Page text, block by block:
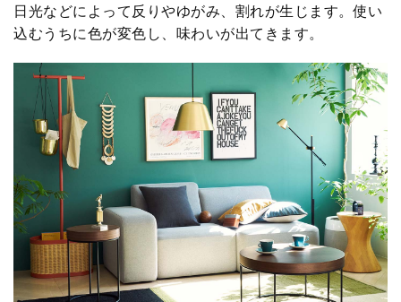
日光などによって反りやゆがみ、割れが生じます。使い
込むうちに色が変色し、味わいが出てきます。